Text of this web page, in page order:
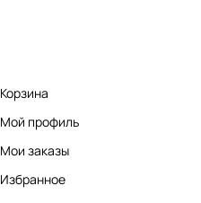
Корзина
Мой профиль
Мои заказы
Избранное